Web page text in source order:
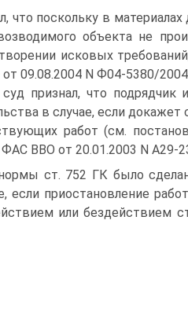
что поскольку в
объекта не
исковых
09.08.2004 N Ф04-5380/
признал, что подрядчик
в случае, если
работ (см.
ВВО от 20.01.2003 N А29-
ст. 752 ГК было
если приостановление
или бездействием